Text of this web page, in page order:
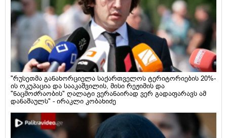
"რუსეთმა განახორციელა საქართველოს ტერიტორიების 20%-
ის ოკუპაცია და სააკაშვილის, მისი რეჟიმის და
"ნაცმოძრაობის" ღალატი ვერანაირად ვერ გადაფარავს ამ
დანაშაულს" - ირაკლი კობახიძე